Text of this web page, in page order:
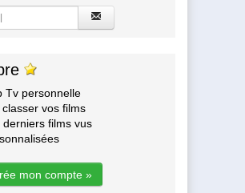
Tv personnelle
vos films
films vus
mon compte »